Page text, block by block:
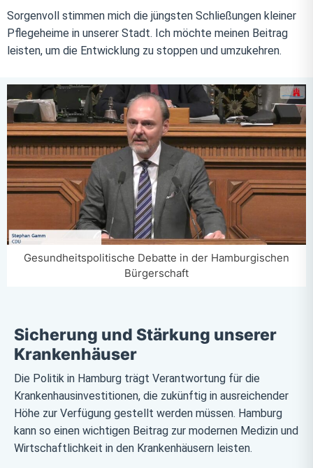
Sorgenvoll stimmen mich die jüngsten Schließungen kleiner
Pflegeheime in unserer Stadt. Ich möchte meinen Beitrag
leisten, um die Entwicklung zu stoppen und umzukehren.
Gesundheitspolitische Debatte in der Hamburgischen
Bürgerschaft
Sicherung und Stärkung unserer
Krankenhäuser
Die Politik in Hamburg trägt Verantwortung für die
Krankenhausinvestitionen, die zukünftig in ausreichender
Höhe zur Verfügung gestellt werden müssen. Hamburg
kann so einen wichtigen Beitrag zur modernen Medizin und
Wirtschaftlichkeit in den Krankenhäusern leisten.